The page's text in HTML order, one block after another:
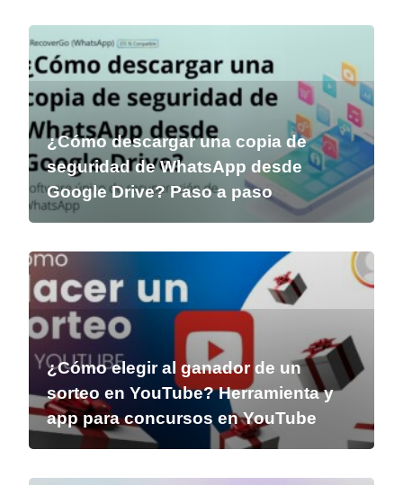
¿Cómo descargar una copia de
seguridad de WhatsApp desde
Google Drive? Paso a paso
¿Cómo elegir al ganador de un
sorteo en YouTube? Herramienta y
app para concursos en YouTube